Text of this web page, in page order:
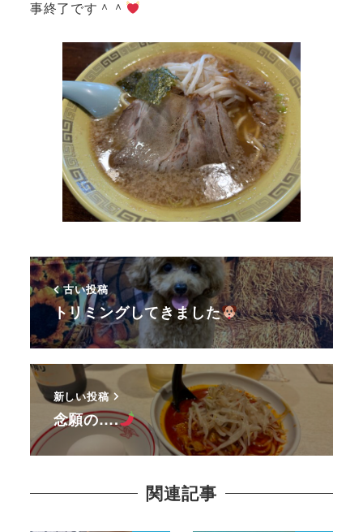
事終了です＾＾
古い投稿
トリミングしてきました
新しい投稿
念願の….
関連記事